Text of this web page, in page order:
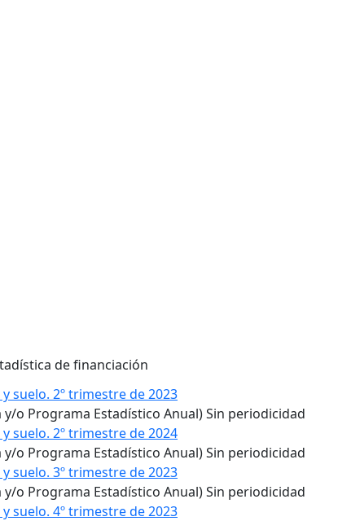
de financiación
suelo. 2º trimestre de 2023
o Programa Estadístico Anual) Sin periodicidad
suelo. 2º trimestre de 2024
o Programa Estadístico Anual) Sin periodicidad
suelo. 3º trimestre de 2023
o Programa Estadístico Anual) Sin periodicidad
suelo. 4º trimestre de 2023